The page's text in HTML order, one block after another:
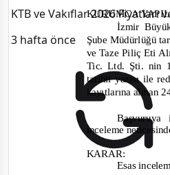
KTB ve Vakıflar 2026 Fiyatları
3 hafta önce
KURUMCA
İzmir
Şube Müdürlüğü
veTaze Piliç Eti
Tic. Ltd. Şti. nin
tarihli yazısı ile
kayıtlarına alınan
inceleme
KARAR:
Esas